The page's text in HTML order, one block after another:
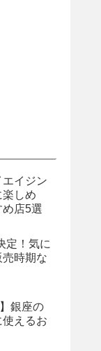
エイジン
しめ
め店5選
定！気に
時期な
銀座の
えるお